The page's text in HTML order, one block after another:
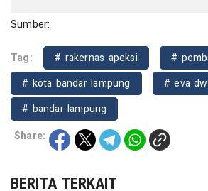
Sumber:
Tag: # rakernas apeksi
#
# kota bandar lampung
# eva
# bandar lampung
Share:
BERITA TERKAIT